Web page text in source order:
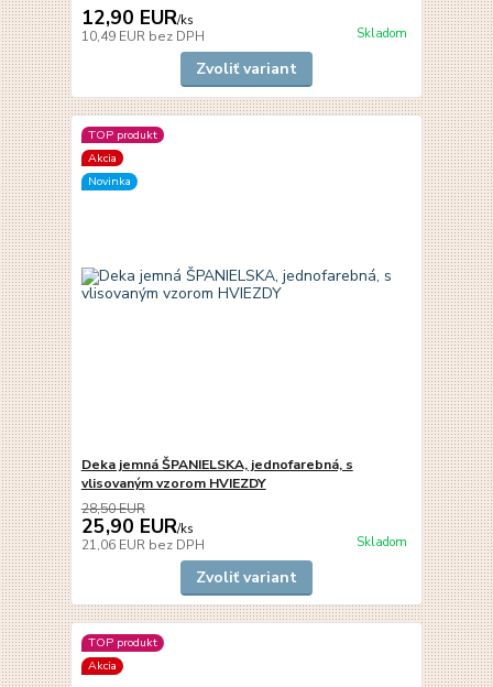
12,90 EUR/ks
10,49 EUR bez DPH Skladom
Zvoliť variant
TOP produkt
Akcia
Novinka
Deka jemná ŠPANIELSKA, jednofarebná, s
vlisovaným vzorom HVIEZDY
28,50 EUR
25,90 EUR/ks
21,06 EUR bez DPH Skladom
Zvoliť variant
TOP produkt
Akcia